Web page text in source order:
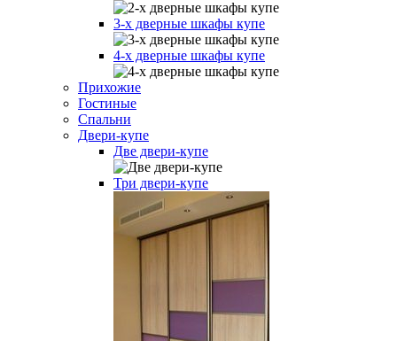
3-х дверные шкафы купе
4-х дверные шкафы купе
Прихожие
Гостиные
Спальни
Двери-купе
Две двери-купе
Три двери-купе